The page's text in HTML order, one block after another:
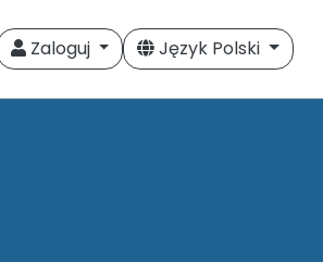
Zaloguj Język Polski